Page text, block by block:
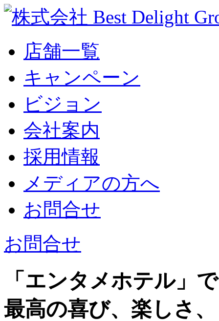
店舗一覧
キャンペーン
ビジョン
会社案内
採用情報
メディアの方へ
お問合せ
お問合せ
「エンタメホテル」
最高の喜び、楽しさ、